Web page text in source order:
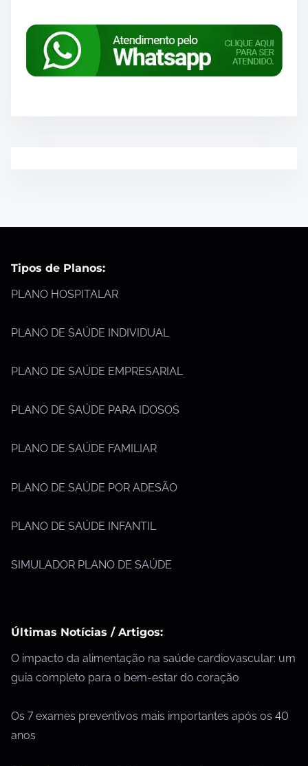
Tipos de Planos:
PLANO HOSPITALAR
PLANO DE SAÚDE INDIVIDUAL
PLANO DE SAÚDE EMPRESARIAL
PLANO DE SAÚDE PARA IDOSOS
PLANO DE SAÚDE FAMILIAR
PLANO DE SAÚDE POR ADESÃO
PLANO DE SAÚDE INFANTIL
SIMULADOR PLANO DE SAÚDE
Últimas Notícias / Artigos:
O impacto da alimentação na saúde cardiovascular: um
guia completo para o bem-estar do coração
Os 7 exames preventivos mais importantes após os 40
anos